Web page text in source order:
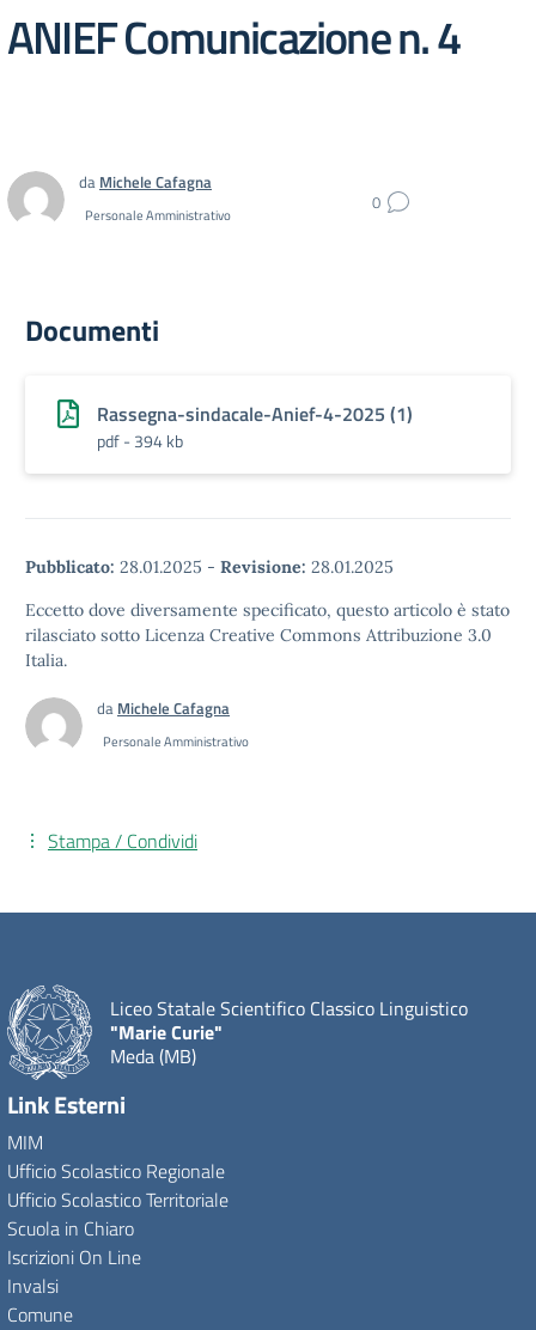
ANIEF Comunicazione n. 4
da Michele Cafagna
Personale Amministrativo
0
Documenti
Rassegna-sindacale-Anief-4-2025 (1)
pdf - 394 kb
Pubblicato: 28.01.2025 - Revisione: 28.01.2025
Eccetto dove diversamente specificato, questo articolo è stato
rilasciato sotto Licenza Creative Commons Attribuzione 3.0
Italia.
da Michele Cafagna
Personale Amministrativo
Stampa / Condividi
Liceo Statale Scientifico Classico Linguistico
"Marie Curie"
Meda (MB)
Link Esterni
MIM
Ufficio Scolastico Regionale
Ufficio Scolastico Territoriale
Scuola in Chiaro
Iscrizioni On Line
Invalsi
Comune